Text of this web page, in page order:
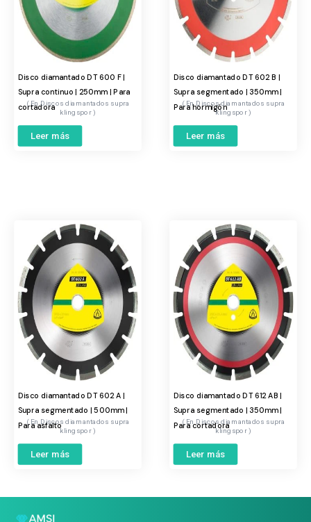
Disco diamantado DT 600 F |
Supra continuo | 250mm | Para
cortadoraDiscos diamantados supra
klingspor
Leer más
Disco diamantado DT 602 B |
Supra segmentado | 350mm |
Para hormigón
Discos diamantados supra
klingspor
Leer más
Disco diamantado DT 602 A |
Supra segmentado | 500mm |
Para asfaltoDiscos diamantados supra
klingspor
Leer más
Disco diamantado DT 612 AB |
Supra segmentado | 350mm |
Para cortadora
Discos diamantados supra
klingspor
Leer más